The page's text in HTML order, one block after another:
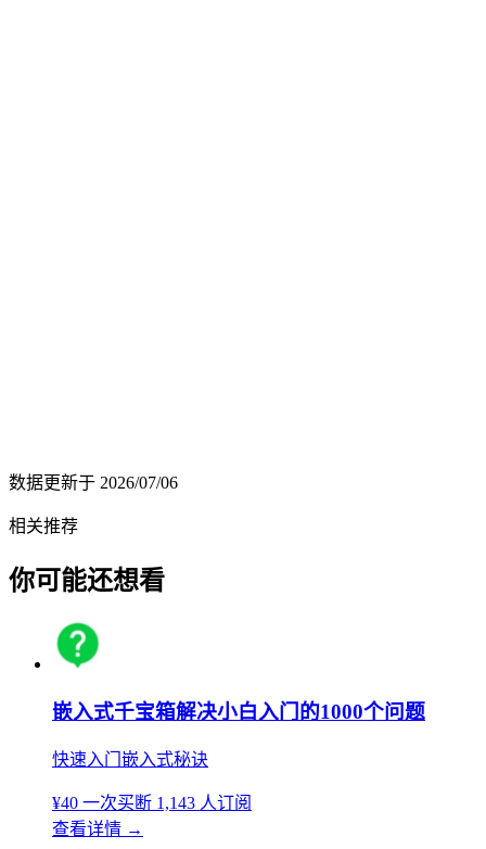
数据更新于 2026/07/06
相关推荐
你可能还想看
嵌入式千宝箱解决小白入门的1000个问题
快速入门嵌入式秘诀
¥40 一次买断 1,143 人订阅
查看详情 →